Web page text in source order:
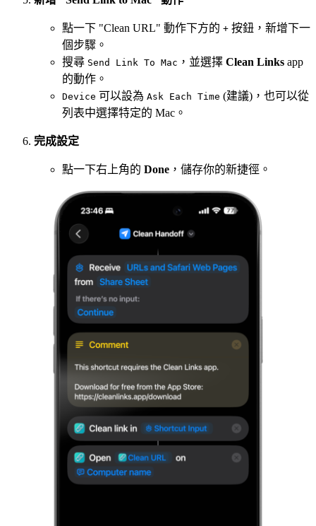
點一下 "Clean URL" 動作下方的 + 按鈕，新增下一
個步驟。
搜尋 Send Link To Mac ，並選擇 Clean Links app
的動作。
Device 可以設為 Ask Each Time (建議)，也可以從
列表中選擇特定的 Mac。
完成設定
點一下右上角的 Done ，儲存你的新捷徑。